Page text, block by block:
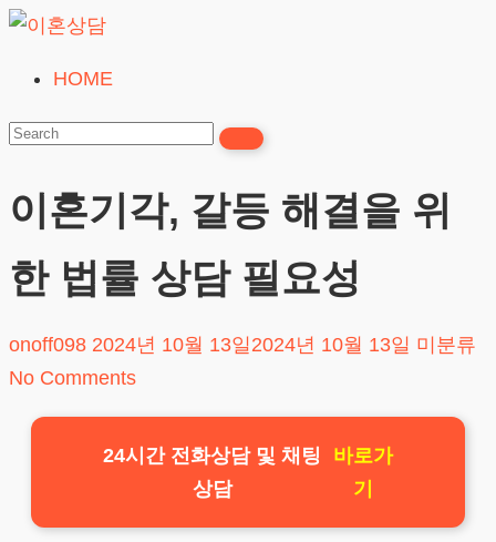
Skip
content
혼
담
HOME
이혼기각, 갈등 해결을 위
한 법률 상담 필요성
onoff098 2024년 10월 13일 2024년 10월 13일 미분류
No Comments
24시간 전화상담 및 채팅
상담
바로가
기